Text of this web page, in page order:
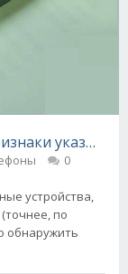
0
устройства,
(точнее, по
обнаружить